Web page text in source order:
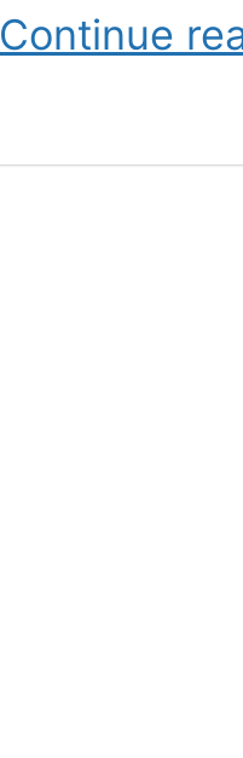
Continue